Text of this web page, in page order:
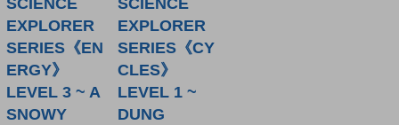
SCIENCE
EXPLORER
SERIES《EN
ERGY》
LEVEL 3 ~ A
SNOWY
SCIENCE
EXPLORER
SERIES《CY
CLES》
LEVEL 1 ~
DUNG